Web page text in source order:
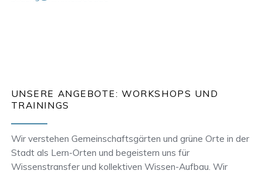
UNSERE ANGEBOTE: WORKSHOPS UND
TRAININGS
Wir verstehen Gemeinschaftsgärten und grüne Orte in der
Stadt als Lern-Orten und begeistern uns für
Wissenstransfer und kollektiven Wissen-Aufbau. Wir